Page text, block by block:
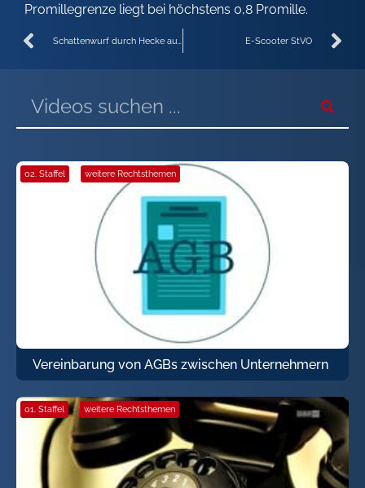
Promillegrenze liegt bei höchstens 0,8 Promille.
Schattenwurf durch Hecke aus 70 Fichtenbäumen E-Scooter StVO
02. Staffel weitere Rechtsthemen
Vereinbarung von AGBs zwischen Unternehmern
01. Staffel · weitere Rechtsthemen